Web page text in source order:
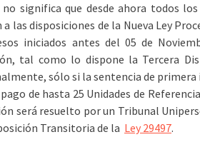
significa que desde ahora todos
a las disposiciones de la Nueva Ley
iniciados antes del 05 de
tal como lo dispone la Tercera
sólo si la sentencia de
de hasta 25 Unidades de
será resuelto por un Tribunal
Transitoria de la Ley 29497.